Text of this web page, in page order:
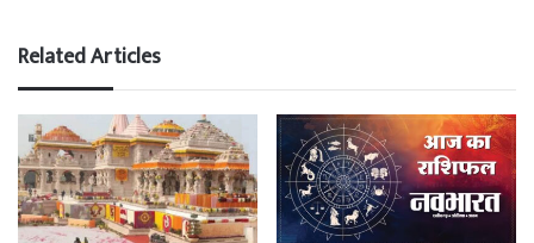
Related Articles